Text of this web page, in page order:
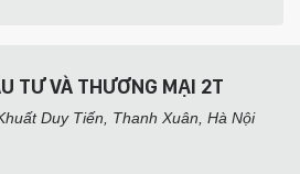
TƯ VÀ THƯƠNG MẠI 2T
Duy Tiến, Thanh Xuân, Hà Nội​